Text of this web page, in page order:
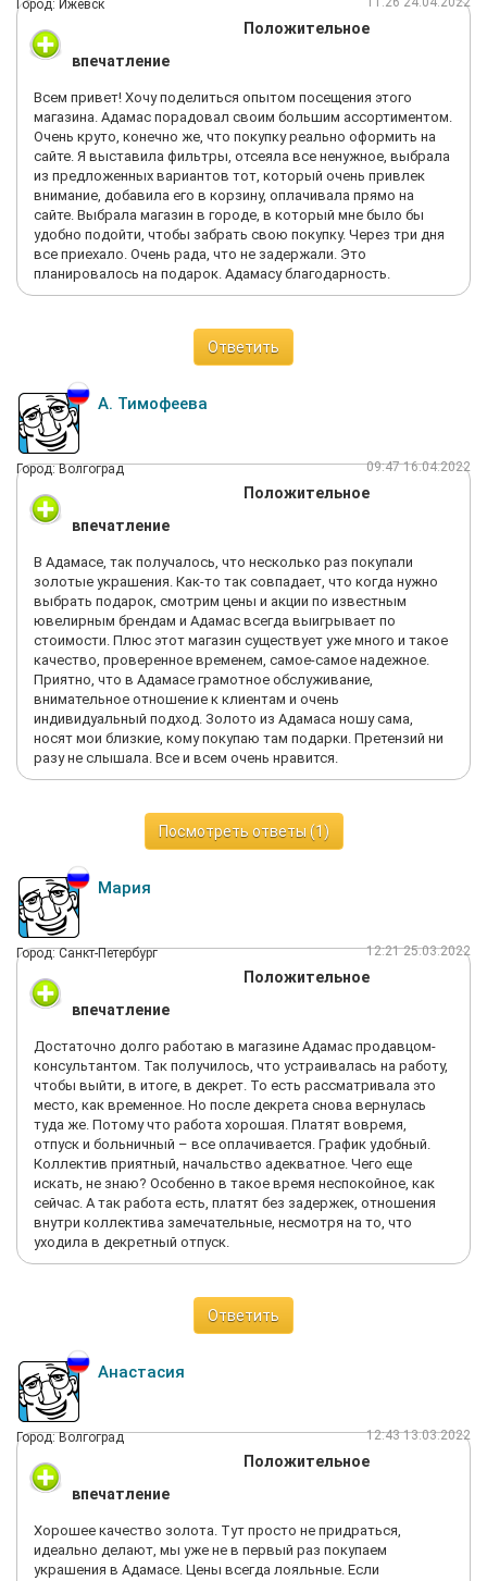
Город: Ижевск
Положительное
впечатление
Всем привет! Хочу поделиться опытом посещения этого
магазина. Адамас порадовал своим большим ассортиментом.
Очень круто, конечно же, что покупку реально оформить на
сайте. Я выставила фильтры, отсеяла все ненужное, выбрала
из предложенных вариантов тот, который очень привлек
внимание, добавила его в корзину, оплачивала прямо на
сайте. Выбрала магазин в городе, в который мне было бы
удобно подойти, чтобы забрать свою покупку. Через три дня
все приехало. Очень рада, что не задержали. Это
планировалось на подарок. Адамасу благодарность.
Ответить
А. Тимофеева
Город: Волгоград 09:47 16.04.2022
Положительное
впечатление
В Адамасе, так получалось, что несколько раз покупали
золотые украшения. Как-то так совпадает, что когда нужно
выбрать подарок, смотрим цены и акции по известным
ювелирным брендам и Адамас всегда выигрывает по
стоимости. Плюс этот магазин существует уже много и такое
качество, проверенное временем, самое-самое надежное.
Приятно, что в Адамасе грамотное обслуживание,
внимательное отношение к клиентам и очень
индивидуальный подход. Золото из Адамаса ношу сама,
носят мои близкие, кому покупаю там подарки. Претензий ни
разу не слышала. Все и всем очень нравится.
Посмотреть ответы (1)
Мария
Город: Санкт-Петербург 12:21 25.03.2022
Положительное
впечатление
Достаточно долго работаю в магазине Адамас продавцом-
консультантом. Так получилось, что устраивалась на работу,
чтобы выйти, в итоге, в декрет. То есть рассматривала это
место, как временное. Но после декрета снова вернулась
туда же. Потому что работа хорошая. Платят вовремя,
отпуск и больничный – все оплачивается. График удобный.
Коллектив приятный, начальство адекватное. Чего еще
искать, не знаю? Особенно в такое время неспокойное, как
сейчас. А так работа есть, платят без задержек, отношения
внутри коллектива замечательные, несмотря на то, что
уходила в декретный отпуск.
Ответить
Анастасия
Город: Волгоград 12:43 13.03.2022
Положительное
впечатление
Хорошее качество золота. Тут просто не придраться,
идеально делают, мы уже не в первый раз покупаем
украшения в Адамасе. Цены всегда лояльные. Если